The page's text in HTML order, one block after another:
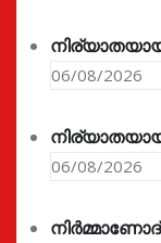
06/08/2026
06/08/2026